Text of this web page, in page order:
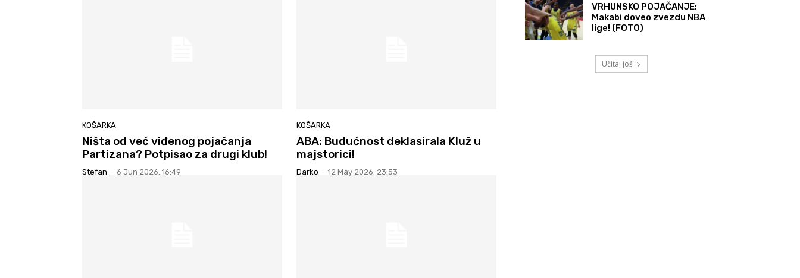
KOŠARKA
Ništa od već viđenog pojačanja
Partizana? Potpisao za drugi klub!
Stefan - 6 Jun 2026. 16:49
KOŠARKA
ABA: Budućnost deklasirala Kluž u
majstorici!
Darko - 12 May 2026. 23:53
VRHUNSKO POJAČANJE:
Makabi doveo zvezdu NBA
lige! (FOTO)
Učitaj još